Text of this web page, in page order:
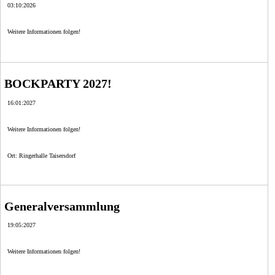
03:10:2026
Weitere Informationen folgen!
BOCKPARTY 2027!
16:01:2027
Weitere Informationen folgen!
Ort: Ringerhalle Taisersdorf
Generalversammlung
19:05:2027
Weitere Informationen folgen!